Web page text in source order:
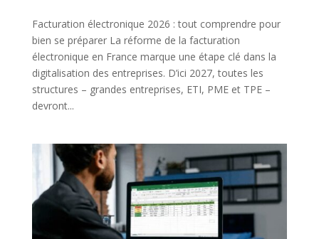
Facturation électronique 2026 : tout comprendre pour
bien se préparer La réforme de la facturation
électronique en France marque une étape clé dans la
digitalisation des entreprises. D’ici 2027, toutes les
structures – grandes entreprises, ETI, PME et TPE –
devront...